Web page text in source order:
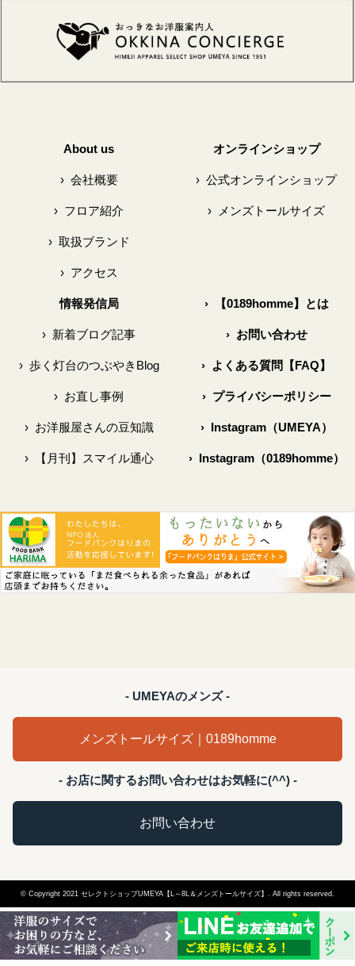
About us
›会社概要
› フロア紹介
›取扱ブランド
›アクセス
オンラインショップ
› 公式オンラインショップ
› メンズトールサイズ
情報発信局
› 新着ブログ記事
›歩く灯台のつぶやきBlog
› お直し事例
›お洋服屋さんの豆知識
›【月刊】スマイル通心
›【0189homme】とは
›お問い合わせ
› よくある質問【FAQ】
›プライバシーポリシー
›Instagram（UMEYA）
›Instagram（0189homme）
- UMEYAのメンズ -
メンズトールサイズ｜0189homme
- お店に関するお問い合わせはお気軽に(^^) -
お問い合わせ
© Copyright 2021 セレクトショップUMEYA【L～8L＆メンズトールサイズ】. All rights reserved.